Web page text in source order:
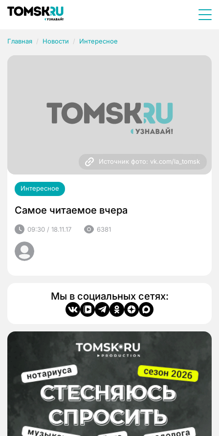
Главная Новости Интересное
Источник фото: vk.com/la_tomsk
Интересное
Самое читаемое вчера
09:30 / 18.11.17 6381
Мы в социальных сетях: